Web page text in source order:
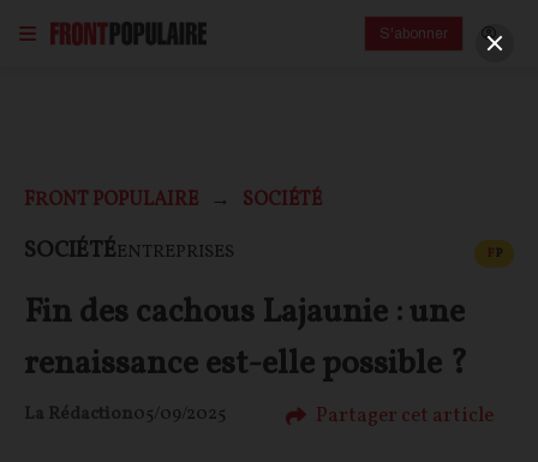
S'abonner
FRONT POPULAIRE SOCIÉTÉ
SOCIÉTÉENTREPRISES FP
Fin des cachous Lajaunie : une
renaissance est-elle possible ?
La Rédaction05/09/2025 Partager cet article